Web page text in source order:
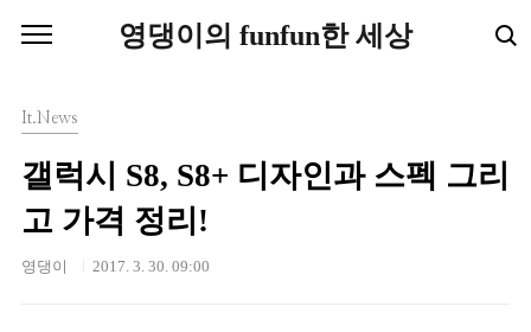
영댕이의 funfun한 세상
It.News
갤럭시 S8, S8+ 디자인과 스펙 그리
고 가격 정리!
영댕이 2017. 3. 30. 09:00